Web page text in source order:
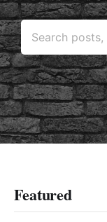
Search
Featured